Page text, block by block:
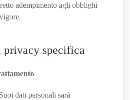
adempimento agli obblighi
specifica
dati personali sarà